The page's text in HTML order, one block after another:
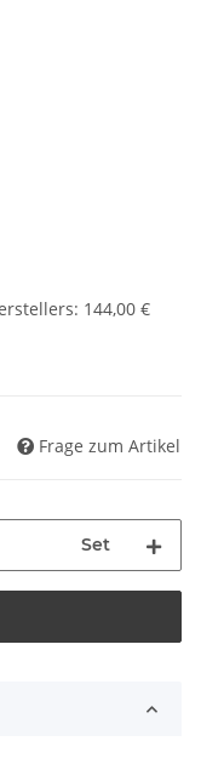
: 144,00 €
Frage zum Artikel
Set